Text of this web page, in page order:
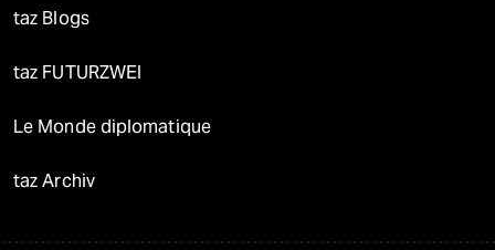
taz Blogs
taz FUTURZWEI
Le Monde diplomatique
taz Archiv